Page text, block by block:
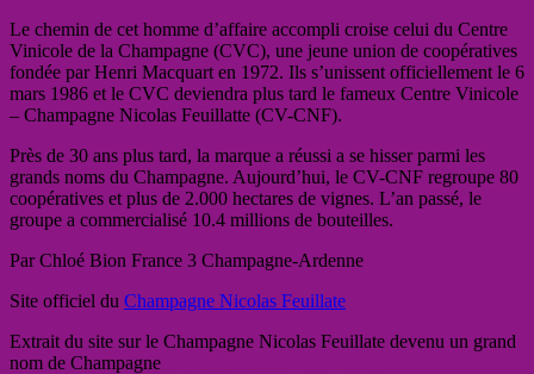
Le chemin de cet homme d’affaire accompli croise celui du Centre
Vinicole de la Champagne (CVC), une jeune union de coopératives
fondée par Henri Macquart en 1972. Ils s’unissent officiellement le 6
mars 1986 et le CVC deviendra plus tard le fameux Centre Vinicole
– Champagne Nicolas Feuillatte (CV-CNF).
Près de 30 ans plus tard, la marque a réussi a se hisser parmi les
grands noms du Champagne. Aujourd’hui, le CV-CNF regroupe 80
coopératives et plus de 2.000 hectares de vignes. L’an passé, le
groupe a commercialisé 10.4 millions de bouteilles.
Par Chloé Bion France 3 Champagne-Ardenne
Site officiel du Champagne Nicolas Feuillate
Extrait du site sur le Champagne Nicolas Feuillate devenu un grand
nom de Champagne